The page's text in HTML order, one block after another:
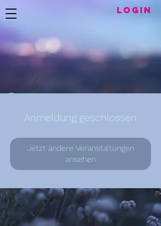
LogIN
Anmeldung geschlossen
Jetzt andere Veranstaltungen
ansehen